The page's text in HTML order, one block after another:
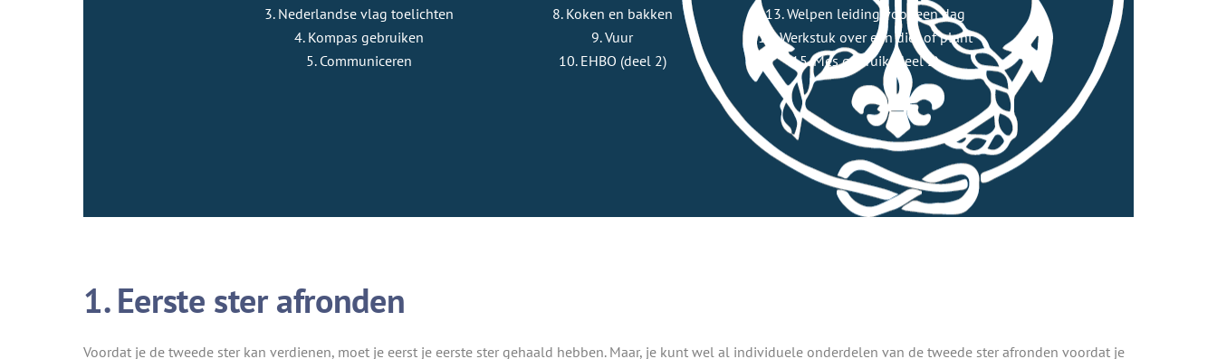
3. Nederlandse vlag toelichten
4. Kompas gebruiken
5. Communiceren
8. Koken en bakken
9. Vuur
10. EHBO (deel 2)
13. Welpen leiding voor een dag
14. Werkstuk over een dier of plant
15. Mes gebruik (deel 2)
1. Eerste ster afronden
Voordat je de tweede ster kan verdienen, moet je eerst je eerste ster gehaald hebben. Maar, je kunt wel al individuele onderdelen van de tweede ster afronden voordat je